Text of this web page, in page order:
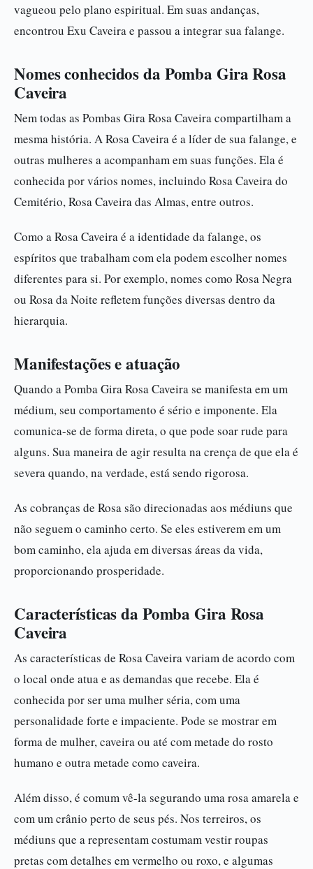
vagueou pelo plano espiritual. Em suas andanças,
encontrou Exu Caveira e passou a integrar sua falange.
Nomes conhecidos da Pomba Gira Rosa
Caveira
Nem todas as Pombas Gira Rosa Caveira compartilham a
mesma história. A Rosa Caveira é a líder de sua falange, e
outras mulheres a acompanham em suas funções. Ela é
conhecida por vários nomes, incluindo Rosa Caveira do
Cemitério, Rosa Caveira das Almas, entre outros.
Como a Rosa Caveira é a identidade da falange, os
espíritos que trabalham com ela podem escolher nomes
diferentes para si. Por exemplo, nomes como Rosa Negra
ou Rosa da Noite refletem funções diversas dentro da
hierarquia.
Manifestações e atuação
Quando a Pomba Gira Rosa Caveira se manifesta em um
médium, seu comportamento é sério e imponente. Ela
comunica-se de forma direta, o que pode soar rude para
alguns. Sua maneira de agir resulta na crença de que ela é
severa quando, na verdade, está sendo rigorosa.
As cobranças de Rosa são direcionadas aos médiuns que
não seguem o caminho certo. Se eles estiverem em um
bom caminho, ela ajuda em diversas áreas da vida,
proporcionando prosperidade.
Características da Pomba Gira Rosa
Caveira
As características de Rosa Caveira variam de acordo com
o local onde atua e as demandas que recebe. Ela é
conhecida por ser uma mulher séria, com uma
personalidade forte e impaciente. Pode se mostrar em
forma de mulher, caveira ou até com metade do rosto
humano e outra metade como caveira.
Além disso, é comum vê-la segurando uma rosa amarela e
com um crânio perto de seus pés. Nos terreiros, os
médiuns que a representam costumam vestir roupas
pretas com detalhes em vermelho ou roxo, e algumas